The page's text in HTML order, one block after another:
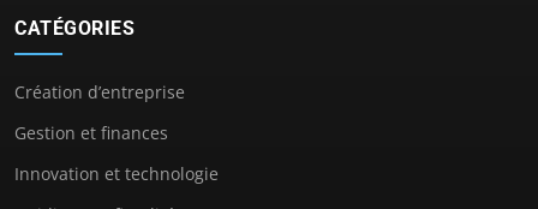
CATÉGORIES
Création d’entreprise
Gestion et finances
Innovation et technologie